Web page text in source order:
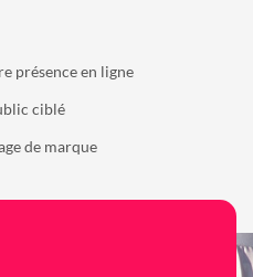
présence en ligne
ciblé
de marque